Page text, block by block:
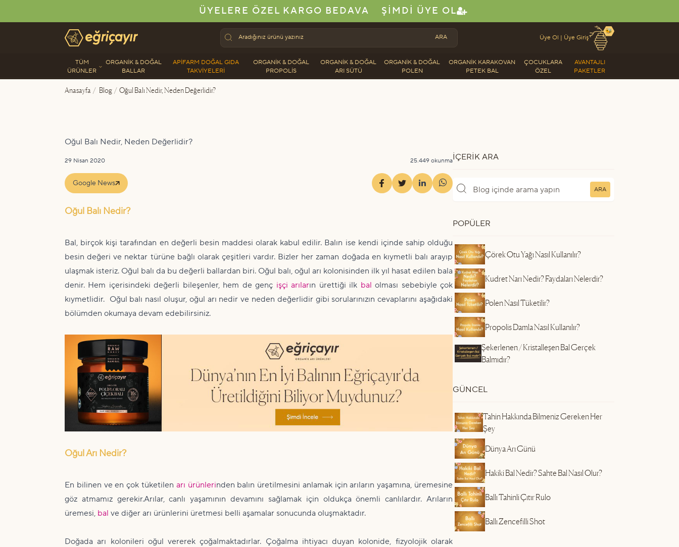
ÜYELERE ÖZEL KARGO BEDAVA ŞIMDI ÜYE OL
Eğriçayır Organik Arı Ürünleri ARA Üye Ol | Üye Giriş
🐝
TÜM
ÜRÜNLER
ORGANIK & DOĞAL
BALLAR
APIFARM DOĞAL GIDA
TAKVIYELERI
ORGANIK & DOĞAL
PROPOLIS
ORGANIK & DOĞAL
ARI SÜTÜ
ORGANIK & DOĞAL
POLEN
ORGANIK KARAKOVAN
PETEK BAL
ÇOCUKLARA
ÖZEL
AVANTAJLI
PAKETLER
Anasayfa / Blog / Oğul Balı Nedir, Neden Değerlidir?
Oğul Balı Nedir, Neden Değerlidir?
29 Nisan 2020 25.449 okunma
Google News
Oğul Balı Nedir?
Bal, birçok kişi tarafından en değerli besin maddesi olarak kabul edilir. Balın ise kendi içinde sahip olduğu
besin değeri ve nektar türüne bağlı olarak çeşitleri vardır. Bizler her zaman doğada en kıymetli balı arayıp
ulaşmak isteriz. Oğul balı da bu değerli ballardan biri. Oğul balı, oğul arı kolonisinden ilk yıl hasat edilen bala
denir. Hem içerisindeki değerli bileşenler, hem de genç işçi arıların ürettiği ilk bal olması sebebiyle çok
kıymetlidir. Oğul balı nasıl oluşur, oğul arı nedir ve neden değerlidir gibi sorularınızın cevaplarını aşağıdaki
bölümden okumaya devam edebilirsiniz.
Oğul Arı Nedir?
En bilinen ve en çok tüketilen arı ürünlerinden balın üretilmesini anlamak için arıların yaşamına, üremesine
göz atmamız gerekir.Arılar, canlı yaşamının devamını sağlamak için oldukça önemli canlılardır. Arıların
üremesi, bal ve diğer arı ürünlerini üretmesi belli aşamalar sonucunda oluşmaktadır.
Doğada arı kolonileri oğul vererek çoğalmaktadırlar. Çoğalma ihtiyacı duyan kolonide, fizyolojik olarak
İÇERIK ARA
ARA
POPÜLER
Çörek Otu Yağı Nasıl Kullanılır?
Kudret Narı Nedir? Faydaları Nelerdir?
Polen Nasıl Tüketilir?
Propolis Damla Nasıl Kullanılır?
Şekerlenen / Kristalleşen Bal Gerçek
Balmıdır?
GÜNCEL
Tahin Hakkında Bilmeniz Gereken Her
Şey
Dünya Arı Günü
Hakiki Bal Nedir? Sahte Bal Nasıl Olur?
Ballı Tahinli Çıtır Rulo
Ballı Zencefilli Shot